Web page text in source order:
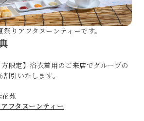
りアフタヌーンティーです。
方限定】浴衣着用のご来店でグループの
引いたします。
苑
フタヌーンティー